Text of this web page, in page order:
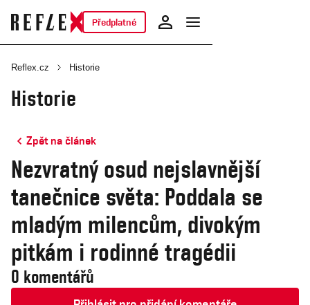
Předplatné
Reflex.cz Historie
Historie
Zpět na článek
Nezvratný osud nejslavnější
tanečnice světa: Poddala se
mladým milencům, divokým
pitkám i rodinné tragédii
0 komentářů